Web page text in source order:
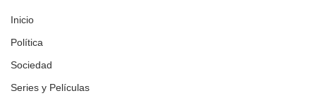
Inicio
Política
Sociedad
Series y Películas